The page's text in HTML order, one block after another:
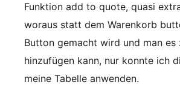
Funktion add to quote, quasi
woraus statt dem Warenkorb
Button gemacht wird und man es
hinzufügen kann, nur konnte ich
meine Tabelle anwenden.